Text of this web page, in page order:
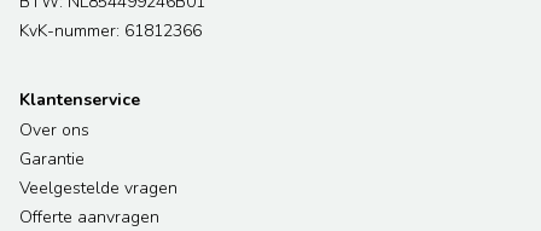
KvK-nummer: 61812366
Klantenservice
Over ons
Garantie
Veelgestelde vragen
Offerte aanvragen